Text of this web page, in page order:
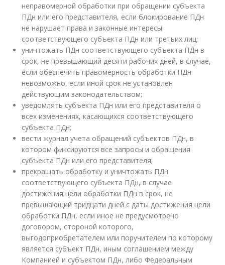
неправомерной обработки при обращении субъекта
ПДн или его представителя, если блокирование ПДн
не нарушает права и законные интересы
соответствующего субъекта ПДн или третьих лиц;
уничтожать ПДн соответствующего субъекта ПДн в
срок, не превышающий десяти рабочих дней, в случае,
если обеспечить правомерность обработки ПДн
невозможно, если иной срок не установлен
действующим законодательством;
уведомлять субъекта ПДн или его представителя о
всех изменениях, касающихся соответствующего
субъекта ПДн;
вести журнал учета обращений субъектов ПДн, в
котором фиксируются все запросы и обращения
субъекта ПДн или его представителя;
прекращать обработку и уничтожать ПДн
соответствующего субъекта ПДн, в случае
достижения цели обработки ПДн в срок, не
превышающий тридцати дней с даты достижения цели
обработки ПДн, если иное не предусмотрено
договором, стороной которого,
выгодоприобретателем или поручителем по которому
является субъект ПДн, иным соглашением между
Компанией и субъектом ПДн, либо Федеральным